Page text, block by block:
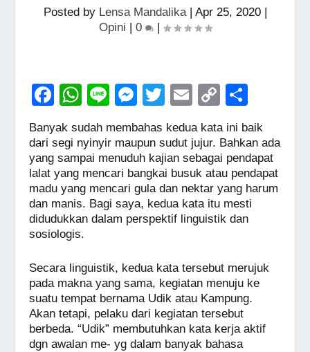
Posted by Lensa Mandalika| Apr 25, 2020|
Opini | 0 |
F
a
c
e
b
o
o
W
h
at
s
A
p
p
Li
e
M
e
ss
e
n
g
er
T
wi
tt
er
E
m
ail
C
o
p
y
Li
n
k
h
ar
e
Banyak sudah membahas kedua kata ini baik
dari segi nyinyir maupun sudut jujur. Bahkan ada
yang sampai menuduh kajian sebagai pendapat
lalat yang mencari bangkai busuk atau pendapat
madu yang mencari gula dan nektar yang harum
dan manis. Bagi saya, kedua kata itu mesti
didudukkan dalam perspektif linguistik dan
sosiologis.
Secara linguistik, kedua kata tersebut merujuk
pada makna yang sama, kegiatan menuju ke
suatu tempat bernama Udik atau Kampung.
Akan tetapi, pelaku dari kegiatan tersebut
berbeda. “Udik” membutuhkan kata kerja aktif
dgn awalan me- yg dalam banyak bahasa